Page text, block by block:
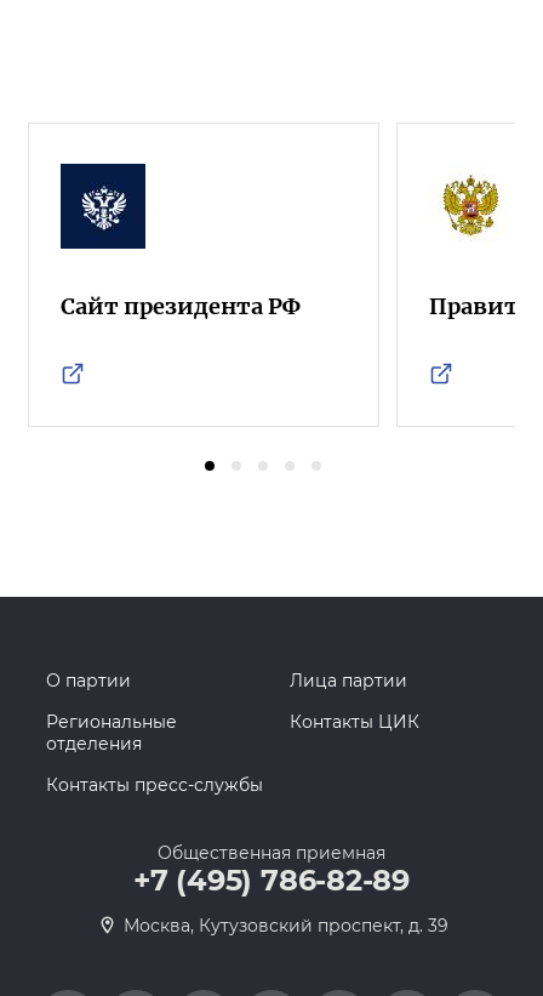
Сайт президента РФ
О партии
Лица партии
Региональные
отделения
Контакты ЦИК
Контакты пресс-службы
Общественная приемная
+7 (495) 786-82-89
Москва, Кутузовский проспект, д. 39